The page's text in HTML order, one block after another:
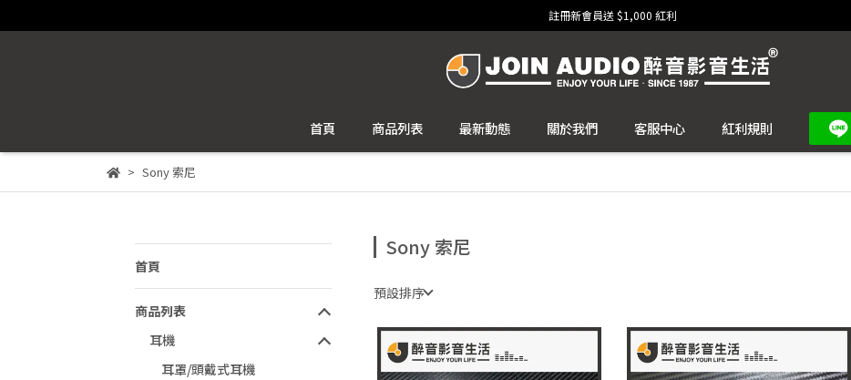
註冊新會員送 $1,000 紅利
首頁 商品列表 最新動態 關於我們 客服中心 紅利規則
Sony 索尼
首頁
商品列表
耳機
耳罩/頭戴式耳機
Sony 索尼
預設排序